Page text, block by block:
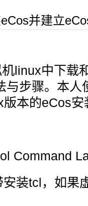
并建立
linux中下载
与步骤。本人
本的eCos
Command
装tcl，如果